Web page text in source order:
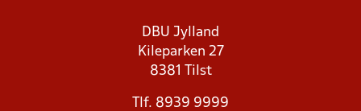
DBU Jylland
Kileparken 27
8381 Tilst
Tlf. 8939 9999